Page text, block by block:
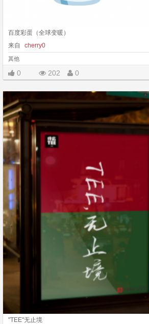
百度彩蛋（全球变暖）
来自
cherry0
其他
0 202 0
"TEE"无止境